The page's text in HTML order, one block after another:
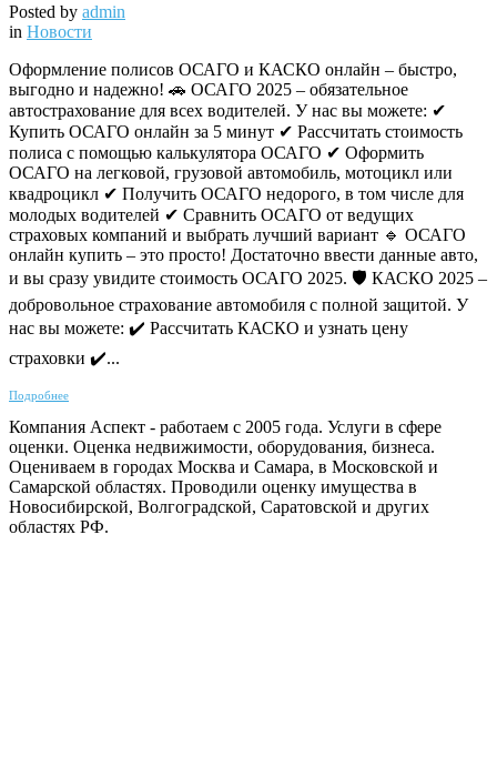
Posted by admin
in Новости
Оформление полисов ОСАГО и КАСКО онлайн – быстро,
выгодно и надежно! 🚗 ОСАГО 2025 – обязательное
автострахование для всех водителей. У нас вы можете: ✔
Купить ОСАГО онлайн за 5 минут ✔ Рассчитать стоимость
полиса с помощью калькулятора ОСАГО ✔ Оформить
ОСАГО на легковой, грузовой автомобиль, мотоцикл или
квадроцикл ✔ Получить ОСАГО недорого, в том числе для
молодых водителей ✔ Сравнить ОСАГО от ведущих
страховых компаний и выбрать лучший вариант 🔹 ОСАГО
онлайн купить – это просто! Достаточно ввести данные авто,
и вы сразу увидите стоимость ОСАГО 2025. 🛡 КАСКО 2025 –
добровольное страхование автомобиля с полной защитой. У
нас вы можете: ✔ Рассчитать КАСКО и узнать цену
страховки ✔...
Подробнее
Компания Аспект - работаем с 2005 года. Услуги в сфере
оценки. Оценка недвижимости, оборудования, бизнеса.
Оцениваем в городах Москва и Самара, в Московской и
Самарской областях. Проводили оценку имущества в
Новосибирской, Волгоградской, Саратовской и других
областях РФ.